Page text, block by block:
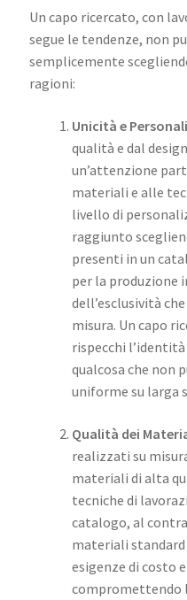
Un capo ricercato, con
segue le tendenze, non
semplicemente
ragioni:
Unicità e
qualità e dal
un’attenzione
materiali e alle
livello di
raggiunto
presenti in un
per la produzione
dell’esclusività
misura. Un capo
rispecchi
qualcosa che non
uniforme su larga
Qualità dei
realizzati su
materiali di alta
tecniche di
catalogo, al
materiali standard
esigenze di costo
compromettendo